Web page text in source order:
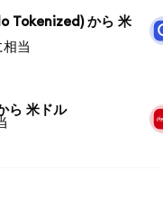
Tokenized) から 米
相当
ら 米ドル